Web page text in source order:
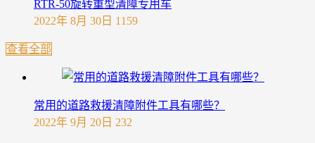
RTR-50旋转重型清障专用车
2022年 8月 30日 1159
查看全部
常用的道路救援清障附件工具有哪些？
2022年 9月 20日 232